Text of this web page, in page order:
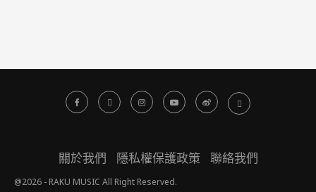
關於我們 隱私權保護政策 聯絡我們
@2026 - RAKU MUSIC All Right Reserved.